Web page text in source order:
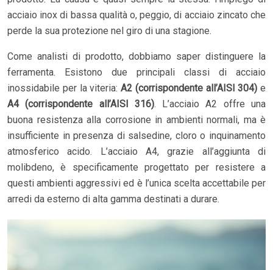
acciaio inox di bassa qualità o, peggio, di acciaio zincato che
perde la sua protezione nel giro di una stagione.
Come analisti di prodotto, dobbiamo saper distinguere la
ferramenta. Esistono due principali classi di acciaio
inossidabile per la viteria: A2 (corrispondente all’AISI 304) e
A4 (corrispondente all’AISI 316). L’acciaio A2 offre una
buona resistenza alla corrosione in ambienti normali, ma è
insufficiente in presenza di salsedine, cloro o inquinamento
atmosferico acido. L’acciaio A4, grazie all’aggiunta di
molibdeno, è specificamente progettato per resistere a
questi ambienti aggressivi ed è l’unica scelta accettabile per
arredi da esterno di alta gamma destinati a durare.